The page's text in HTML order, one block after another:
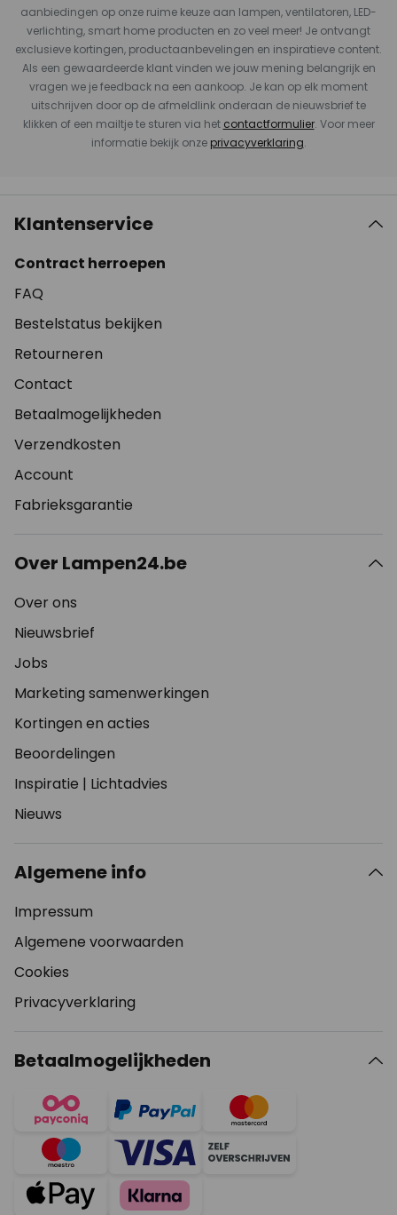
aanbiedingen op onze ruime keuze aan lampen, ventilatoren, LED-
verlichting, smart home producten en zo veel meer! Je ontvangt
exclusieve kortingen, productaanbevelingen en inspiratieve content.
Als een gewaardeerde klant vinden we jouw mening belangrijk en
vragen we je feedback na een aankoop. Je kan op elk moment
uitschrijven door op de afmeldlink onderaan de nieuwsbrief te
klikken of een mailtje te sturen via het contactformulier. Voor meer
informatie bekijk onze privacyverklaring.
Klantenservice
Contract herroepen
FAQ
Bestelstatus bekijken
Retourneren
Contact
Betaalmogelijkheden
Verzendkosten
Account
Fabrieksgarantie
Over Lampen24.be
Over ons
Nieuwsbrief
Jobs
Marketing samenwerkingen
Kortingen en acties
Beoordelingen
Inspiratie | Lichtadvies
Nieuws
Algemene info
Impressum
Algemene voorwaarden
Cookies
Privacyverklaring
Betaalmogelijkheden